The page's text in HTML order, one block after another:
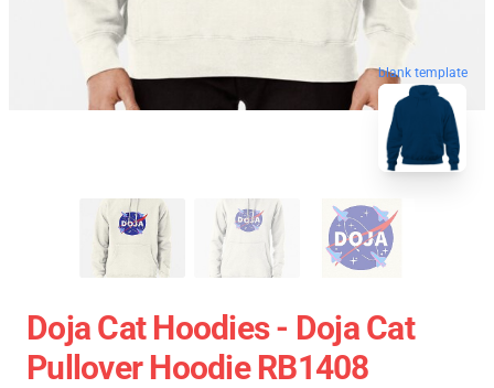
blank template
Doja Cat Hoodies - Doja Cat
Pullover Hoodie RB1408